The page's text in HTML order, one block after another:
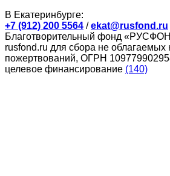
В Екатеринбурге:
+7 (912) 200 5564 /ekat@rusfond.ru
Благотворительный фонд
rusfond.ru для сбора не облагаемых
пожертвований, ОГРН
целевое финансирование (140)